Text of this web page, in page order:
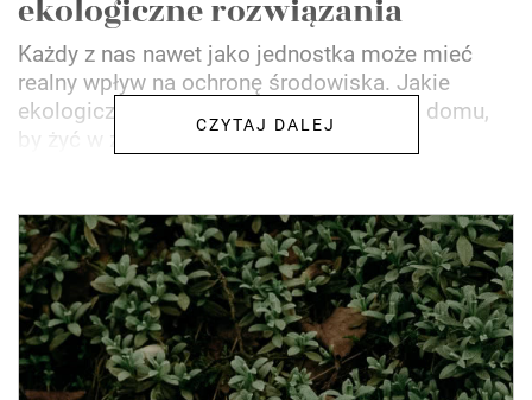
ekologiczne rozwiązania
Każdy z nas nawet jako jednostka może mieć
realny wpływ na ochronę środowiska. Jakie
ekologiczne rozwiązania wprowadzić do domu,
by żyć w zgodzie z naturą?
CZYTAJ DALEJ